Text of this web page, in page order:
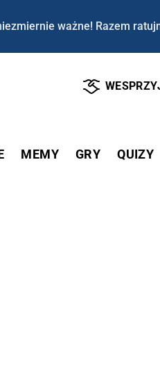
ważne! Razem
MEMY GRY QUIZY